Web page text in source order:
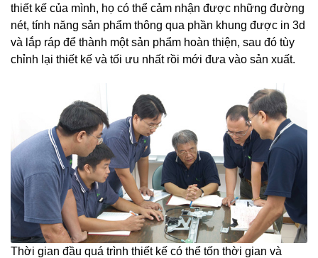
thiết kế của mình, họ có thể cảm nhận được những đường
nét, tính năng sản phẩm thông qua phần khung được in 3d
và lắp ráp để thành một sản phẩm hoàn thiện, sau đó tùy
chỉnh lại thiết kế và tối ưu nhất rồi mới đưa vào sản xuất.
Thời gian đầu quá trình thiết kế có thể tốn thời gian và